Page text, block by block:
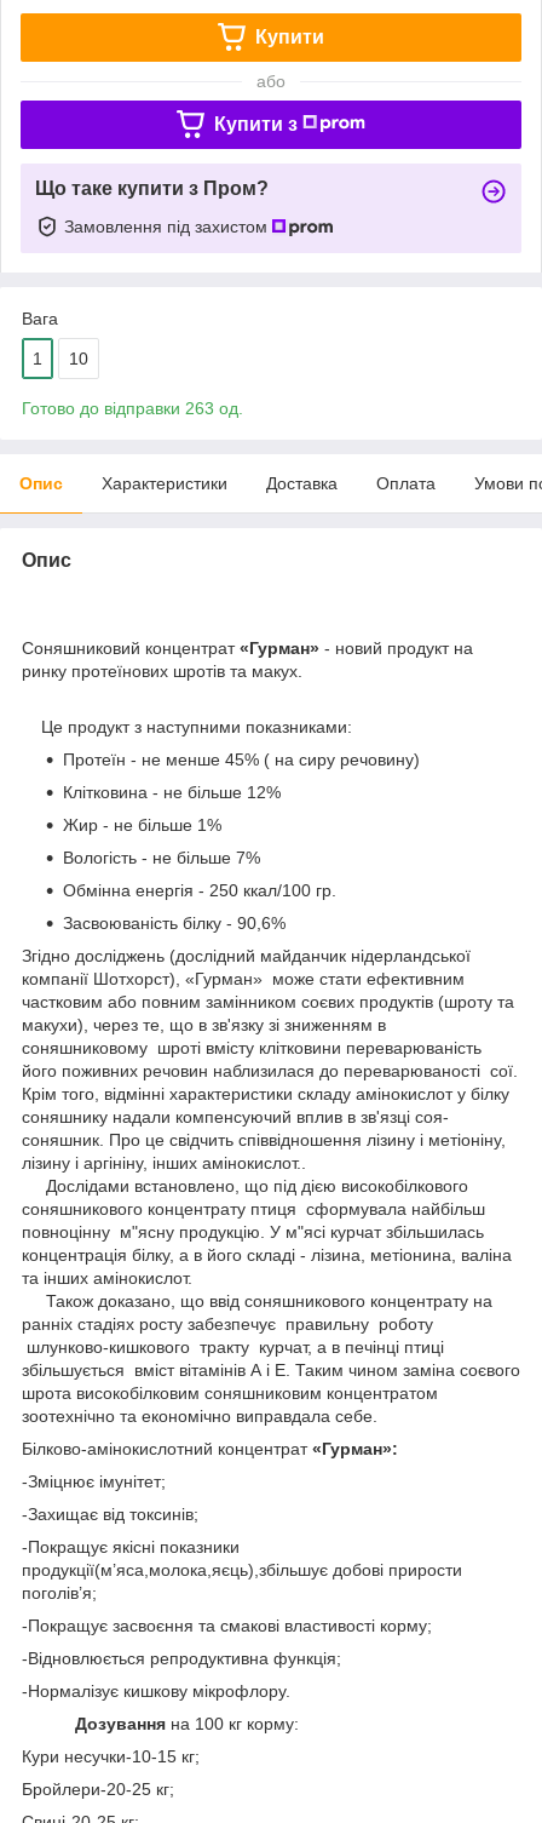
Купити
або
Купити з
Що таке купити з Пром?
Замовлення під захистом
Вага
1 10
Готово до відправки 263 од.
Опис Характеристики Доставка Оплата Умови
Опис
Соняшниковий концентрат«Гурман» - новий продукт на
ринку протеїнових шротів та макух.
Це продукт з наступними показниками:
Протеїн - не менше 45% ( на сиру речовину)
Клітковина - не більше 12%
Жир - не більше 1%
Вологість - не більше 7%
Обмінна енергія - 250 ккал/100 гр.
Засвоюваність білку - 90,6%
Згідно досліджень (дослідний майданчик нідерландської
компанії Шотхорст), «Гурман» може стати ефективним
частковим або повним замінником соєвих продуктів (шроту та
макухи), через те, що в зв'язку зі зниженням в
соняшниковому шроті вмісту клітковини переварюваність
його поживних речовин наблизилася до переварюваності сої.
Крім того, відмінні характеристики складу амінокислот у білку
соняшнику надали компенсуючий вплив в зв'язці соя-
соняшник. Про це свідчить співвідношення лізину і метіоніну,
лізину і аргініну, інших амінокислот..
Дослідами встановлено, що під дією високобілкового
соняшникового концентрату птиця сформувала найбільш
повноцінну м"ясну продукцію. У м"ясі курчат збільшилась
концентрація білку, а в його складі - лізина, метіонина, валіна
та інших амінокислот.
Також доказано, що ввід соняшникового концентрату на
ранніх стадіях росту забезпечує правильну роботу
шлунково-кишкового тракту курчат, а в печінці птиці
збільшується вміст вітамінів А і Е. Таким чином заміна соєвого
шрота високобілковим соняшниковим концентратом
зоотехнічно та економічно виправдала себе.
Білково-амінокислотний концентрат«Гурман»:
-Зміцнює імунітет;
-Захищає від токсинів;
-Покращує якісні показники
продукції(м’яса,молока,яєць),збільшує добові прирости
поголів’я;
-Покращує засвоєння та смакові властивості корму;
-Відновлюється репродуктивна функція;
-Нормалізує кишкову мікрофлору.
Дозування на 100 кг корму:
Кури несучки-10-15 кг;
Бройлери-20-25 кг;